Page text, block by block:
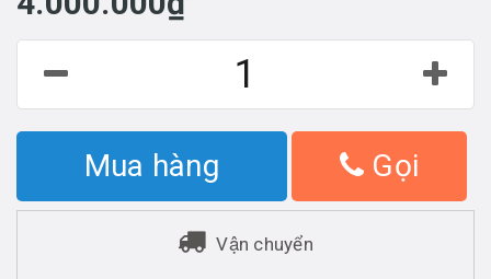
Mua hàng Gọi
Vận chuyển